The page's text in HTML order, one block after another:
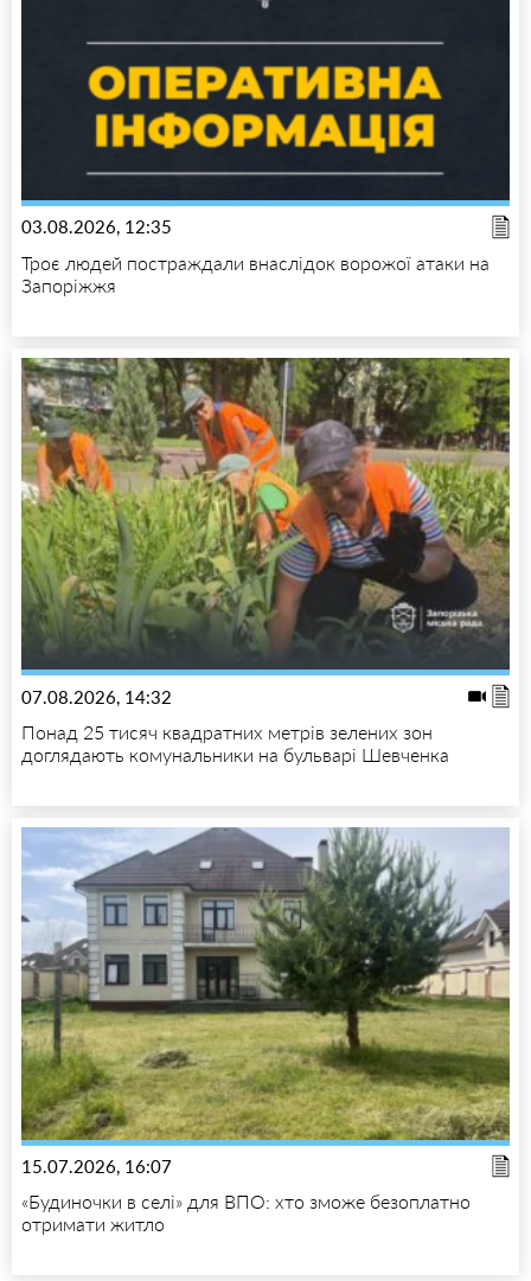
03.08.2026, 12:35
Троє людей постраждали внаслідок ворожої атаки на
Запоріжжя
07.08.2026, 14:32
Понад 25 тисяч квадратних метрів зелених зон
доглядають комунальники на бульварі Шевченка
15.07.2026, 16:07
«Будиночки в селі» для ВПО: хто зможе безоплатно
отримати житло